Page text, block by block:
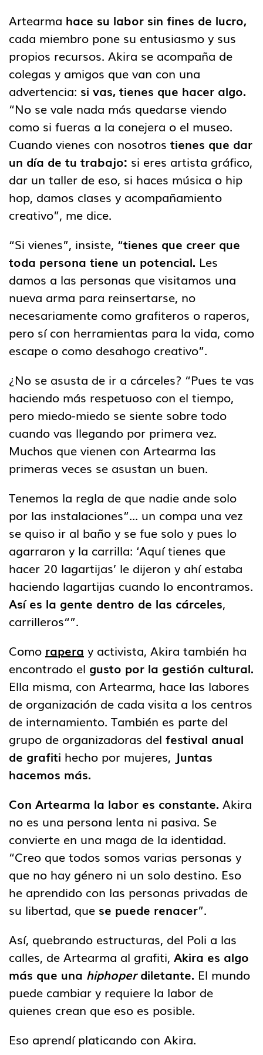
Artearma hace su labor sin fines de lucro,
cada miembro pone su entusiasmo y sus
propios recursos. Akira se acompaña de
colegas y amigos que van con una
advertencia: si vas, tienes que hacer algo.
“No se vale nada más quedarse viendo
como si fueras a la conejera o el museo.
Cuando vienes con nosotros tienes que dar
un día de tu trabajo: si eres artista gráfico,
dar un taller de eso, si haces música o hip
hop, damos clases y acompañamiento
creativo”, me dice.
“Si vienes”, insiste, “tienes que creer que
toda persona tiene un potencial. Les
damos a las personas que visitamos una
nueva arma para reinsertarse, no
necesariamente como grafiteros o raperos,
pero sí con herramientas para la vida, como
escape o como desahogo creativo”.
¿No se asusta de ir a cárceles? “Pues te vas
haciendo más respetuoso con el tiempo,
pero miedo-miedo se siente sobre todo
cuando vas llegando por primera vez.
Muchos que vienen con Artearma las
primeras veces se asustan un buen.
Tenemos la regla de que nadie ande solo
por las instalaciones”... un compa una vez
se quiso ir al baño y se fue solo y pues lo
agarraron y la carrilla: ‘Aquí tienes que
hacer 20 lagartijas’ le dijeron y ahí estaba
haciendo lagartijas cuando lo encontramos.
Así es la gente dentro de las cárceles,
carrilleros“”.
Como rapera y activista, Akira también ha
encontrado el gusto por la gestión cultural.
Ella misma, con Artearma, hace las labores
de organización de cada visita a los centros
de internamiento. También es parte del
grupo de organizadoras del festival anual
de grafiti hecho por mujeres, Juntas
hacemos más.
Con Artearma la labor es constante. Akira
no es una persona lenta ni pasiva. Se
convierte en una maga de la identidad.
“Creo que todos somos varias personas y
que no hay género ni un solo destino. Eso
he aprendido con las personas privadas de
su libertad, que se puede renacer”.
Así, quebrando estructuras, del Poli a las
calles, de Artearma al grafiti, Akira es algo
más que una hiphoperdiletante. El mundo
puede cambiar y requiere la labor de
quienes crean que eso es posible.
Eso aprendí platicando con Akira.